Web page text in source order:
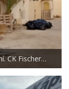
CK Fischer…